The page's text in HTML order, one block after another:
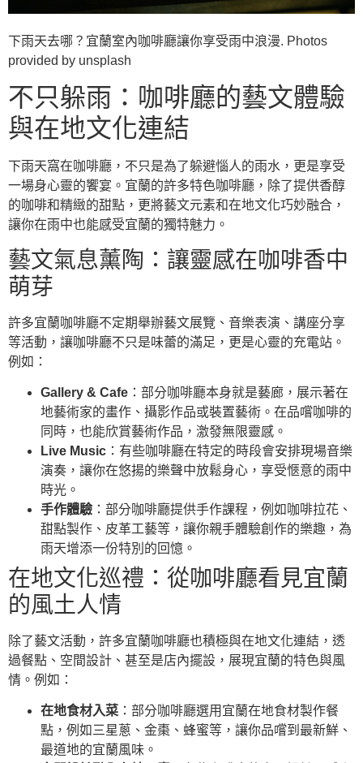
下雨天去哪？宜蘭室內咖啡廳讓你享受雨中浪漫. Photos
provided by unsplash
不只躲雨：咖啡廳的藝文體驗
與在地文化連結
下雨天窩在咖啡廳，不只是為了躲避惱人的雨水，更是享受
一場身心靈的饗宴。宜蘭的許多特色咖啡廳，除了提供香醇
的咖啡和精緻的甜點，更將藝文元素和在地文化巧妙融合，
讓你在雨中也能感受宜蘭的獨特魅力。
藝文氣息薰陶：讓靈感在咖啡香中
萌芽
許多宜蘭咖啡廳不定期舉辦藝文展覽、音樂表演、講座分享
等活動，讓咖啡廳不只是味蕾的滿足，更是心靈的充電站。
例如：
Gallery & Cafe ：部分咖啡廳本身就是藝廊，展示著在
地藝術家的畫作、攝影作品或裝置藝術。在品嚐咖啡的
同時，也能欣賞藝術作品，激發無限靈感。
Live Music ：有些咖啡廳在特定的時段會安排現場音樂
演奏，讓你在悠揚的樂聲中放鬆身心，享受愜意的雨中
時光。
手作體驗 ：部分咖啡廳提供手作課程，例如咖啡拉花、
甜點製作、皮革工藝等，讓你親手體驗創作的樂趣，為
雨天增添一份特別的回憶。
在地文化巡禮：從咖啡廳看見宜蘭
的風土人情
除了藝文活動，許多宜蘭咖啡廳也積極與在地文化連結，透
過餐點、空間設計、甚至是店內擺設，展現宜蘭的特色與風
情。例如：
在地食材入菜 ：部分咖啡廳選用宜蘭在地食材製作餐
點，例如三星蔥、金棗、蜂蜜等，讓你品嚐到最新鮮、
最道地的宜蘭風味。